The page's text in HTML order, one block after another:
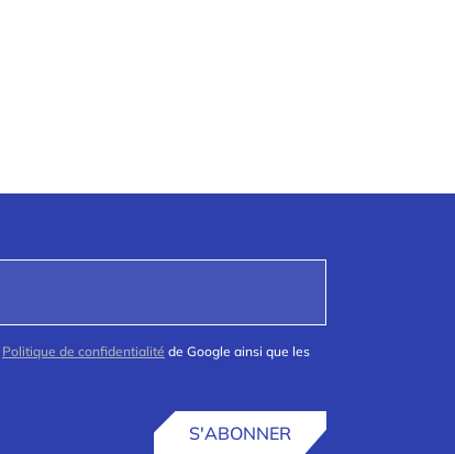
Politique de confidentialité de Google ainsi que les
S'ABONNER